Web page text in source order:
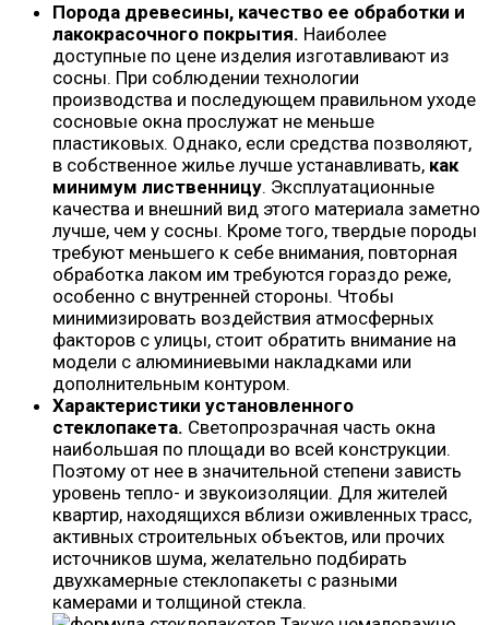
Порода древесины, качество ее обработки и
лакокрасочного покрытия. Наиболее
доступные по цене изделия изготавливают из
сосны. При соблюдении технологии
производства и последующем правильном уходе
сосновые окна прослужат не меньше
пластиковых. Однако, если средства позволяют,
в собственное жилье лучше устанавливать, как
минимум лиственницу. Эксплуатационные
качества и внешний вид этого материала заметно
лучше, чем у сосны. Кроме того, твердые породы
требуют меньшего к себе внимания, повторная
обработка лаком им требуются гораздо реже,
особенно с внутренней стороны. Чтобы
минимизировать воздействия атмосферных
факторов с улицы, стоит обратить внимание на
модели с алюминиевыми накладками или
дополнительным контуром.
Характеристики установленного
стеклопакета. Светопрозрачная часть окна
наибольшая по площади во всей конструкции.
Поэтому от нее в значительной степени зависть
уровень тепло- и звукоизоляции. Для жителей
квартир, находящихся вблизи оживленных трасс,
активных строительных объектов, или прочих
источников шума, желательно подбирать
двухкамерные стеклопакеты с разными
камерами и толщиной стекла.